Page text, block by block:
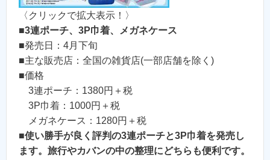
〈クリックで拡大表示！〉
■3連ポーチ、3P巾着、メガネケース
■発売日：4月下旬
■主な販売店：全国の雑貨店(一部店舗を除く)
■価格
3連ポーチ：1380円＋税
3P巾着：1000円＋税
メガネケース：1280円＋税
■使い勝手が良く評判の3連ポーチと3P巾着を発売し
ます。旅行やカバンの中の整理にどちらも便利です。